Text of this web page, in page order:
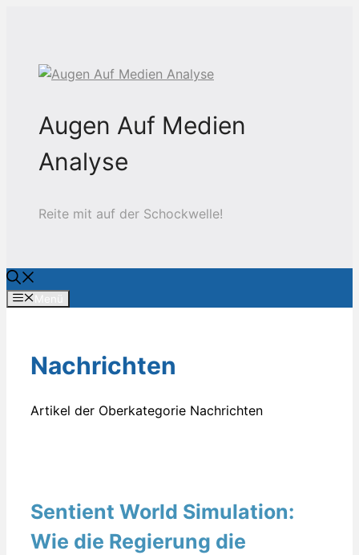
Augen Auf Medien
Analyse
Reite mit auf der Schockwelle!
Menü
Nachrichten
Artikel der Oberkategorie Nachrichten
Sentient World Simulation:
Wie die Regierung die